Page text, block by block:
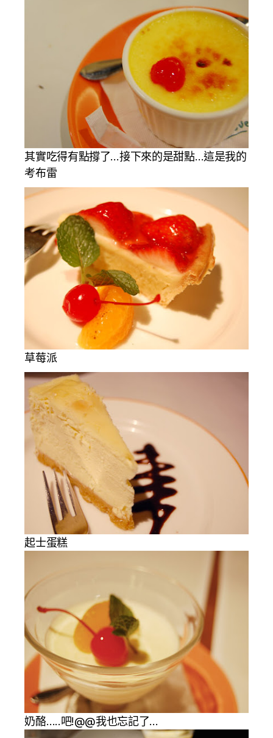
其實吃得有點撐了…接下來的是甜點…這是我的
考布雷
草莓派
起士蛋糕
奶酪…..吧!@@我也忘記了…